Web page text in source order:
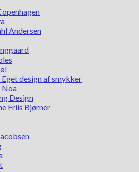
Andersen
Eget design af smykker
Noa
Design
Friis Bjørner